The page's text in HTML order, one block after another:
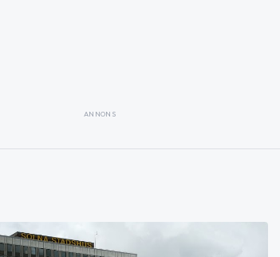
ANNONS